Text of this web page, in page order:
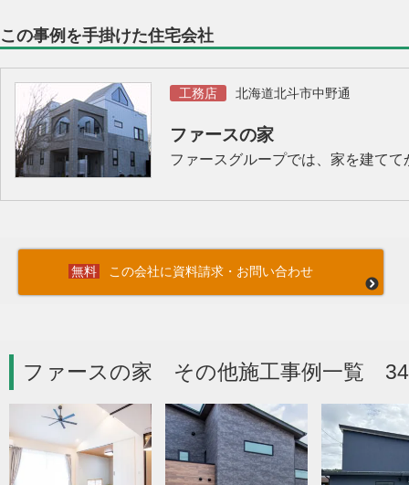
この事例を手掛けた住宅会社
工務店 北海道北斗市中野通
ファースの家
ファースグループでは、家を建て
この会社に資料請求・お問い合わせ
ファースの家 その他施工事例一覧